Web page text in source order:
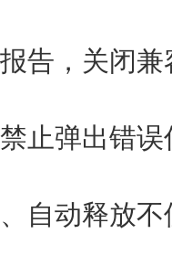
告，关闭
止弹出错
自动释放